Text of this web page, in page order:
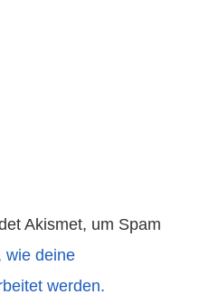
Akismet, um Spam
wie deine
werden.